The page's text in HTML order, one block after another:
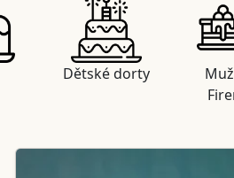
Dětské dorty